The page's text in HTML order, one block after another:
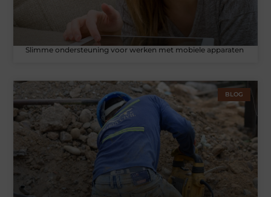
Slimme ondersteuning voor werken met mobiele apparaten
BLOG